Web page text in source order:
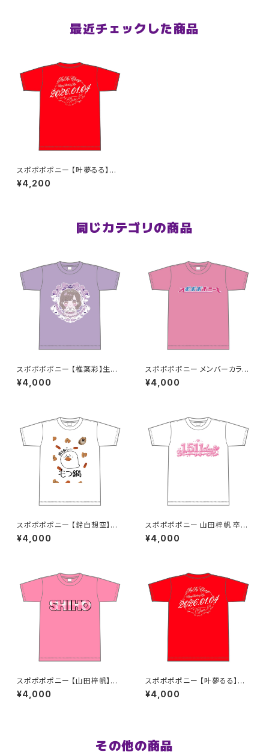
最近チェックした商品
スポポポポニー 【叶夢るる】生
誕祭Tシャツ レッド XXL〜XXX
Lサイズ
¥4,200
同じカテゴリの商品
スポポポポニー 【椎葉彩】生誕
祭Tシャツ S〜XLサイズ
¥4,000
スポポポポニー メンバーカラー
シンプルデザイン ロゴTシャツ
ピンク S〜XLサイズ
¥4,000
スポポポポニー 【鈴白想空】生
誕祭 そらちゃんが熱が出た時に
見そうな夢Tシャツ S〜XLサイ
¥4,000
スポポポポニー 山田梓帆 卒業
記念Tシャツ S〜XLサイズ
¥4,000
スポポポポニー 【山田梓帆】生
誕祭Tシャツ S〜XLサイズ
¥4,000
スポポポポニー 【叶夢るる】生
誕祭Tシャツ レッド S〜XLサイ
ズ
¥4,000
その他の商品